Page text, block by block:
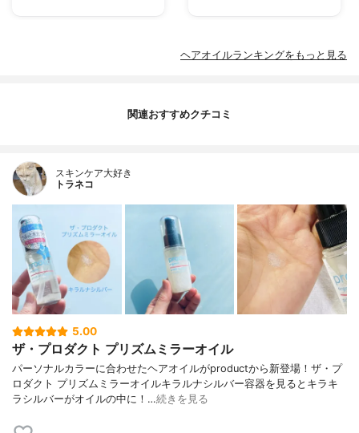
ヘアオイルランキングをもっと見る
関連おすすめクチコミ
スキンケア大好き
トラネコ
5.00
ザ・プロダクト プリズムミラーオイル
パーソナルカラーに合わせたヘアオイルがproductから新登場！ザ・プ
ロダクト プリズムミラーオイルキラルナシルバー容器を見るとキラキ
ラシルバーがオイルの中に！…続きを見る